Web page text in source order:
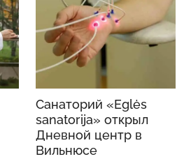
Санаторий «Eglės
sanatorija» открыл
Дневной центр в
Вильнюсе